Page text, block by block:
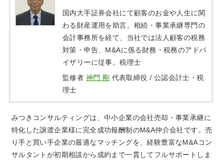
国内大手証券会社にて顧客のお金や人生に関
わる財産運用を助言。相続・事業承継専門の
会計事務所を経て、当社では法人顧客の税務
対策・申告、M&Aに係る財務・税務のアドバ
イザリーに従事。税理士
監修者 神門 剛 代表取締役 / 公認会計士・税
理士
みつきコンサルティングは、中小企業の会社売却・事業承継に
特化した譲渡企業様に完全成功報酬制のM&A仲介会社です。売
り手と買い手企業の最適なマッチングを、経験豊富なM&Aコン
サルタントが初期相談から成約まで一貫してフルサポートしま